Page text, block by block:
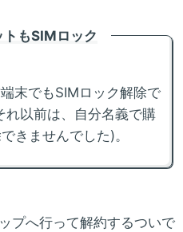
もSIMロック
末でもSIMロック解除で
れ以前は、自分名義で購
きませんでした)。
プへ行って解約するついで